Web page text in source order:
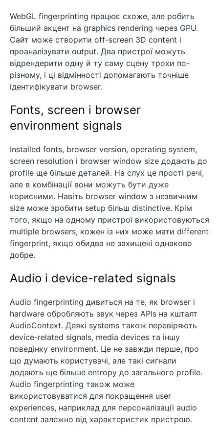
WebGL fingerprinting працює схоже, але робить
більший акцент на graphics rendering через GPU.
Сайт може створити off-screen 3D content і
проаналізувати output. Два пристрої можуть
відрендерити одну й ту саму сцену трохи по-
різному, і ці відмінності допомагають точніше
ідентифікувати browser.
Fonts, screen і browser
environment signals
Installed fonts, browser version, operating system,
screen resolution і browser window size додають до
profile ще більше деталей. На слух це прості речі,
але в комбінації вони можуть бути дуже
корисними. Навіть browser window з незвичним
size може зробити setup більш distinctive. Крім
того, якщо на одному пристрої використовуються
multiple browsers, кожен із них може мати different
fingerprint, якщо обидва не захищені однаково
добре.
Audio і device-related signals
Audio fingerprinting дивиться на те, як browser і
hardware обробляють звук через APIs на кшталт
AudioContext. Деякі systems також перевіряють
device-related signals, media devices та іншу
поведінку environment. Це не завжди перше, про
що думають користувачі, але такі сигнали
додають ще більше entropy до загального profile.
Audio fingerprinting також може
використовуватися для покращення user
experiences, наприклад для персоналізації audio
content залежно від характеристик пристрою.